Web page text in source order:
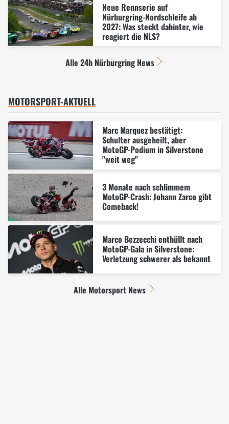
Neue Rennserie auf
Nürburgring-Nordschleife ab
2027: Was steckt dahinter, wie
reagiert die NLS?
Alle 24h Nürburgring News
MOTORSPORT-AKTUELL
Marc Marquez bestätigt:
Schulter ausgeheilt, aber
MotoGP-Podium in Silverstone
"weit weg"
3 Monate nach schlimmem
MotoGP-Crash: Johann Zarco gibt
Comeback!
Marco Bezzecchi enthüllt nach
MotoGP-Gala in Silverstone:
Verletzung schwerer als bekannt
Alle Motorsport News